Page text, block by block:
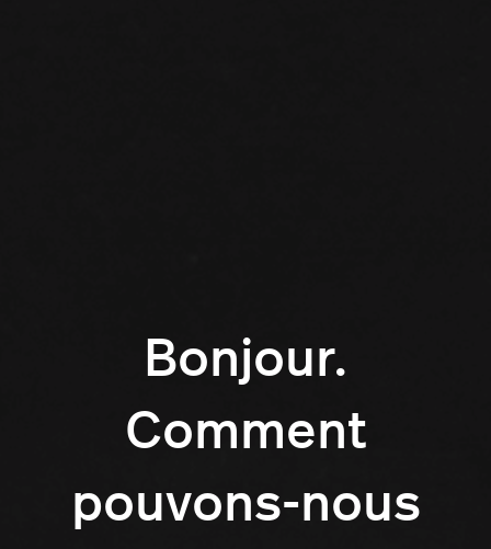
Bonjour.
Comment
pouvons-nous